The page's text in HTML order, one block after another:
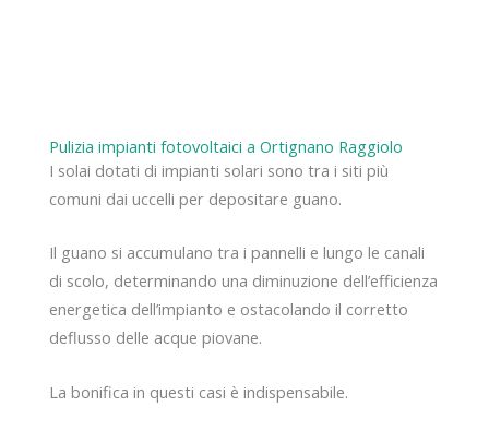
Pulizia impianti fotovoltaici a Ortignano Raggiolo
I solai dotati di impianti solari sono tra i siti più
comuni dai uccelli per depositare guano.
Il guano si accumulano tra i pannelli e lungo le canali
di scolo, determinando una diminuzione dell’efficienza
energetica dell’impianto e ostacolando il corretto
deflusso delle acque piovane.
La bonifica in questi casi è indispensabile.